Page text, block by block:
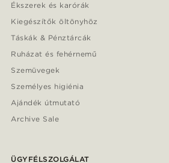
Ékszerek és karórák
Kiegészítők öltönyhöz
Táskák & Pénztárcák
Ruházat és fehérnemű
Szemüvegek
Személyes higiénia
Ajándék útmutató
Archive Sale
ÜGYFÉLSZOLGÁLAT